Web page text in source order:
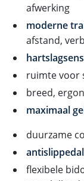
afwerking
moderne
afstand,
ruimte voor
breed,
maximaal
duurzame
flexibele